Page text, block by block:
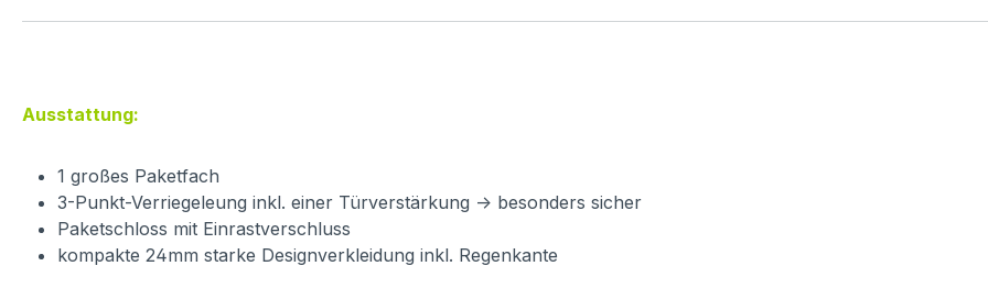
Ausstattung:
1 großes Paketfach
3-Punkt-Verriegeleung inkl. einer Türverstärkung -> besonders sicher
Paketschloss mit Einrastverschluss
kompakte 24mm starke Designverkleidung inkl. Regenkante